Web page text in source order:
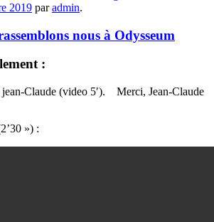
2019 paradmin.
nous à Odysseum
:
jean-Claude (video 5′). Merci, Jean-Claude
») :